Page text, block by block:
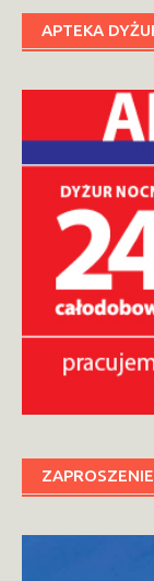
APTEKA
ZAPROSZENIE